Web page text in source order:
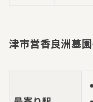
津市営香良洲墓